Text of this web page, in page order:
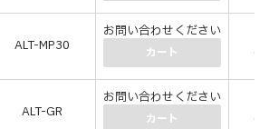
ALT-MP30
お問い合わせください
カート (
ALT-GR
お問い合わせください
カート (